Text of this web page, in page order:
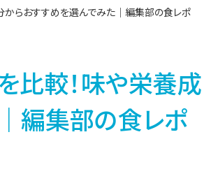
らおすすめを選んでみた｜編集部の食レポ
比較！味や栄養成
編集部の食レポ